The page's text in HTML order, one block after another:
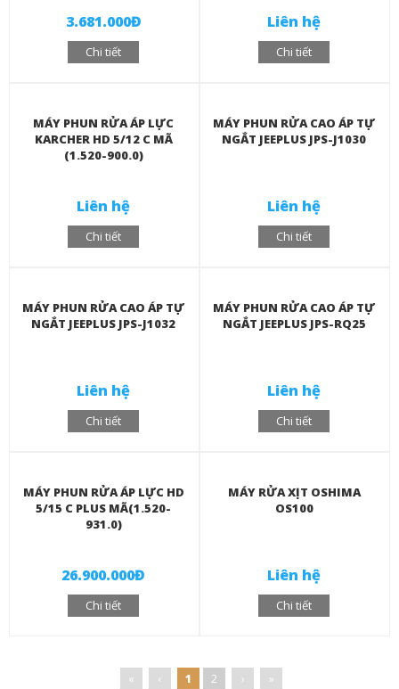
3.681.000Đ
Chi tiết
Liên hệ
Chi tiết
MÁY PHUN RỬA ÁP LỰC
KARCHER HD 5/12 C MÃ
(1.520-900.0)
Liên hệ
Chi tiết
MÁY PHUN RỬA CAO ÁP TỰ
NGẮT JEEPLUS JPS-J1030
Liên hệ
Chi tiết
MÁY PHUN RỬA CAO ÁP TỰ
NGẮT JEEPLUS JPS-J1032
Liên hệ
Chi tiết
MÁY PHUN RỬA CAO ÁP TỰ
NGẮT JEEPLUS JPS-RQ25
Liên hệ
Chi tiết
MÁY PHUN RỬA ÁP LỰC HD
5/15 C PLUS MÃ(1.520-
931.0)
26.900.000Đ
Chi tiết
MÁY RỬA XỊT OSHIMA
OS100
Liên hệ
Chi tiết
« ‹ 1 2 › »